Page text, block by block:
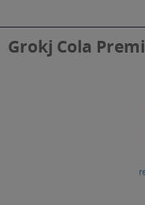
Grokj Cola